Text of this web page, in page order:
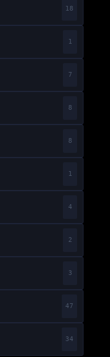
18
1
7
8
8
1
4
2
3
47
34